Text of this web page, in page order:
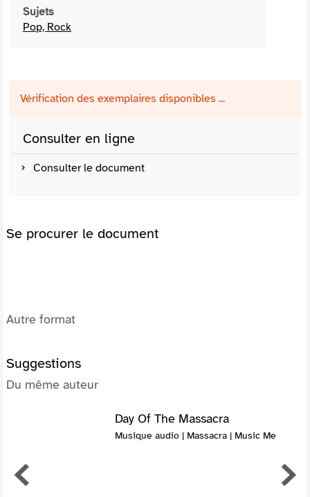
Sujets
Pop, Rock
Vérification des exemplaires disponibles ...
Consulter en ligne
Consulter le document
Se procurer le document
Autre format
Suggestions
Du même auteur
Day Of The Massacra
Musique audio | Massacra | Music Me